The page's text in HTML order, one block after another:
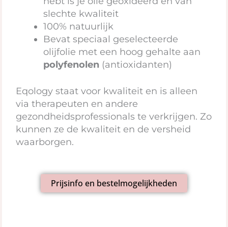
slechte kwaliteit
100% natuurlijk
Bevat speciaal geselecteerde
olijfolie met een hoog gehalte aan
polyfenolen(antioxidanten)
Eqology staat voor kwaliteit en is alleen
via therapeuten en andere
gezondheidsprofessionals te verkrijgen. Zo
kunnen ze de kwaliteit en de versheid
waarborgen.
Prijsinfo en bestelmogelijkheden